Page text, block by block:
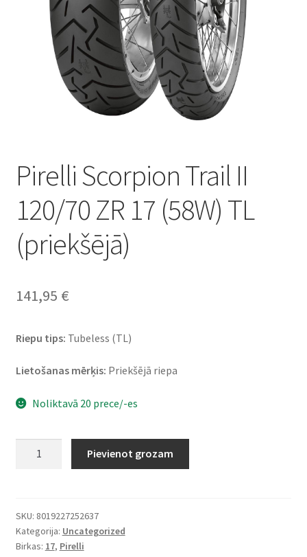
Pirelli Scorpion Trail II
120/70 ZR 17 (58W) TL
(priekšējā)
141,95 €
Riepu tips: Tubeless (TL)
Lietošanas mērķis: Priekšējā riepa
Noliktavā 20 prece/-es
120/70
ZR
17
Pievienot grozam
SKU: 8019227252637
Kategorija: Uncategorized
Birkas: 17, Pirelli